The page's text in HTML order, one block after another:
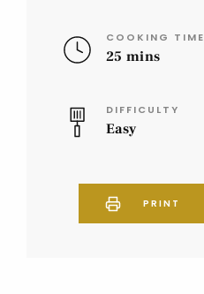
COOKING TIME
25 mins
DIFFICULTY
Easy
PRINT